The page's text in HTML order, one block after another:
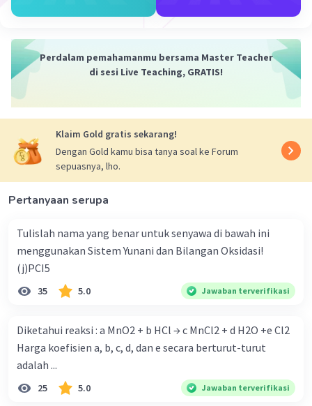
Perdalam pemahamanmu bersama Master Teacher
di sesi Live Teaching, GRATIS!
Klaim Gold gratis sekarang!
Dengan Gold kamu bisa tanya soal ke Forum
sepuasnya, lho.
Pertanyaan serupa
Tulislah nama yang benar untuk senyawa di bawah ini
menggunakan Sistem Yunani dan Bilangan Oksidasi!
(j)PCI5
35 5.0 Jawaban terverifikasi
Diketahui reaksi : a MnO2 + b HCl → c MnCl2 + d H2O +e Cl2
Harga koefisien a, b, c, d, dan e secara berturut-turut
adalah ...
25 5.0 Jawaban terverifikasi